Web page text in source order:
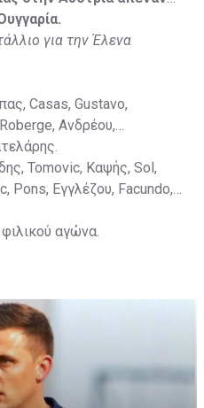
για την Έλενα
Casas, Gustavo,
Aνδρέου,
Tomovic, Καψής, Sol,
Pons, Εγγλέζου, Facundo,
αγώνα.